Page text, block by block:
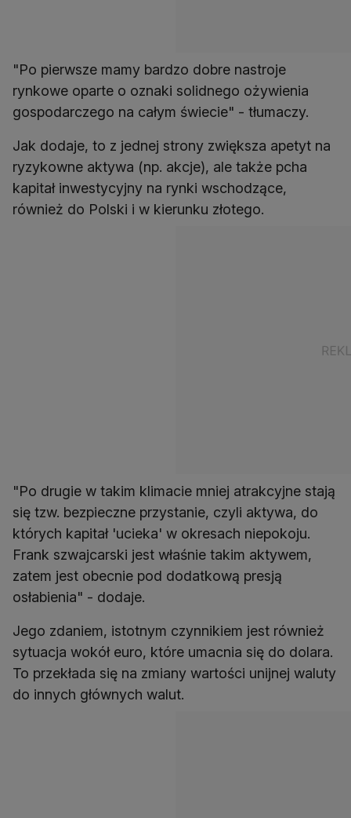
"Po pierwsze mamy bardzo dobre nastroje
rynkowe oparte o oznaki solidnego ożywienia
gospodarczego na całym świecie" - tłumaczy.
Jak dodaje, to z jednej strony zwiększa apetyt na
ryzykowne aktywa (np. akcje), ale także pcha
kapitał inwestycyjny na rynki wschodzące,
również do Polski i w kierunku złotego.
"Po drugie w takim klimacie mniej atrakcyjne stają
się tzw. bezpieczne przystanie, czyli aktywa, do
których kapitał 'ucieka' w okresach niepokoju.
Frank szwajcarski jest właśnie takim aktywem,
zatem jest obecnie pod dodatkową presją
osłabienia" - dodaje.
Jego zdaniem, istotnym czynnikiem jest również
sytuacja wokół euro, które umacnia się do dolara.
To przekłada się na zmiany wartości unijnej waluty
do innych głównych walut.